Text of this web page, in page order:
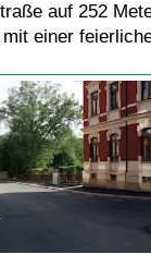
auf 252
einer